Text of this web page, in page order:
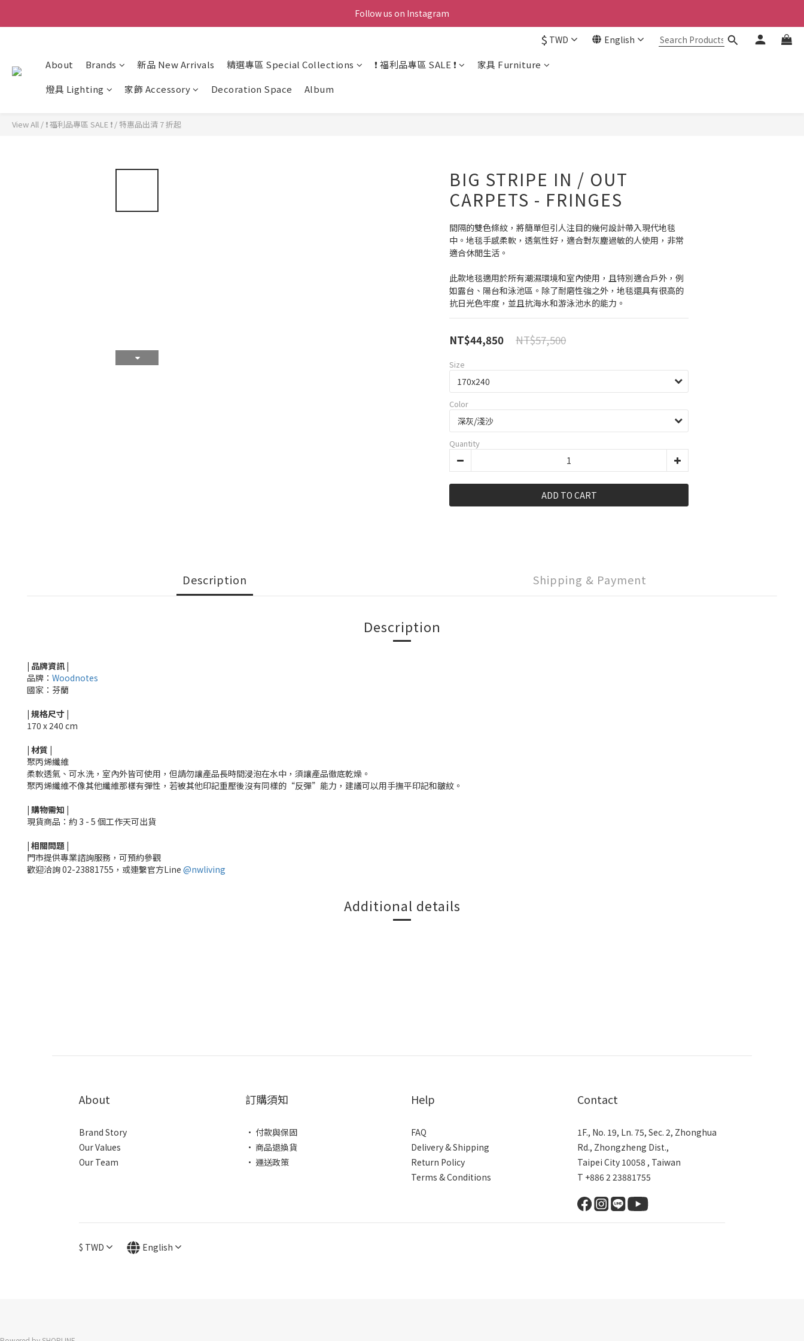
Follow us on Instagram
$ TWD English
About Brands 新品 New Arrivals 精選專區 Special Collections ❗ 福利品專區 SALE ❗
家具 Furniture
燈具 Lighting
家飾 Accessory Decoration Space Album
View All / ❗ 福利品專區 SALE ❗ /特惠品出清 7 折起
BIG STRIPE IN / OUT
CARPETS - FRINGES
間隔的雙色條紋，將簡單但引人注目的幾何設計帶入現代地毯
中。地毯手感柔軟，透氣性好，適合對灰塵過敏的人使用，非常
適合休閒生活。
此款地毯適用於所有潮濕環境和室內使用，且特別適合戶外，例
如露台、陽台和泳池區。除了耐磨性強之外，地毯還具有很高的
抗日光色牢度，並且抗海水和游泳池水的能力。
NT$57,500
NT$44,850
Size
Color
Quantity
ADD TO CART
Description Shipping & Payment
Description
| 品牌資訊 |
品牌： Woodnotes
國家：芬蘭
| 規格尺寸 |
170 x 240 cm
| 材質 |
聚丙烯纖維
柔軟透氣、可水洗，室內外皆可使用，但請勿讓產品長時間浸泡在水中，須讓產品徹底乾燥。
聚丙烯纖維不像其他纖維那樣有彈性，若被其他印記重壓後沒有同樣的“反彈”能力，建議可以用手撫平印記和皺紋。
| 購物需知 |
現貨商品：約 3 - 5 個工作天可出貨
| 相關問題 |
門市提供專業諮詢服務，可預約參觀
歡迎洽詢02-23881755， 或連繫官方Line @nwliving
Additional details
About
Brand Story
Our Values
Our Team
訂購須知
• 付款與保固
• 商品退換貨
• 運送政策
Help
FAQ
Delivery & Shipping
Return Policy
Terms & Conditions
Contact
1F., No. 19, Ln. 75, Sec. 2, Zhonghua
Rd., Zhongzheng Dist.,
Taipei City 10058 , Taiwan
T +886 2 23881755
$ TWD English